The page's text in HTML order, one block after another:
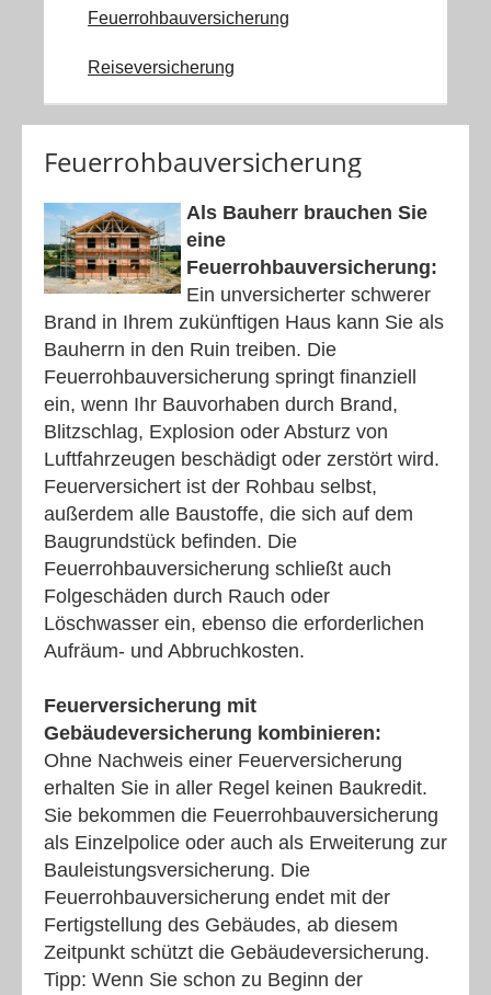
Feuerrohbauversicherung
Reiseversicherung
Feuerrohbauversicherung
Als Bauherr brauchen Sie
eine
Feuerrohbauversicherung:
Ein unversicherter schwerer
Brand in Ihrem zukünftigen Haus kann Sie als
Bauherrn in den Ruin treiben. Die
Feuerrohbauversicherung springt finanziell
ein, wenn Ihr Bauvorhaben durch Brand,
Blitzschlag, Explosion oder Absturz von
Luftfahrzeugen beschädigt oder zerstört wird.
Feuerversichert ist der Rohbau selbst,
außerdem alle Baustoffe, die sich auf dem
Baugrundstück befinden. Die
Feuerrohbauversicherung schließt auch
Folgeschäden durch Rauch oder
Löschwasser ein, ebenso die erforderlichen
Aufräum- und Abbruchkosten.
Feuerversicherung mit
Gebäudeversicherung kombinieren:
Ohne Nachweis einer Feuerversicherung
erhalten Sie in aller Regel keinen Baukredit.
Sie bekommen die Feuerrohbauversicherung
als Einzelpolice oder auch als Erweiterung zur
Bauleistungsversicherung. Die
Feuerrohbauversicherung endet mit der
Fertigstellung des Gebäudes, ab diesem
Zeitpunkt schützt die Gebäudeversicherung.
Tipp: Wenn Sie schon zu Beginn der